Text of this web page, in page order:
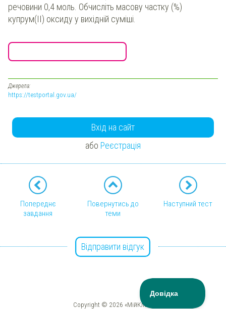
речовини 0,4 моль. Обчисліть масову частку (%)
купрум(ІІ) оксиду у вихідній суміші.
Джерела:
https://testportal.gov.ua/
Вхід на сайт
або Реєстрація
Попереднє
завдання
Повернутись до
теми
Наступний тест
Відправити відгук
Copyright © 2026 «МійКлас»